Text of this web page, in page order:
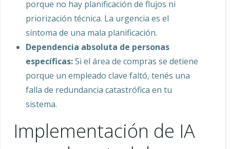
porque no hay planificación de flujos ni
priorización técnica. La urgencia es el
síntoma de una mala planificación.
Dependencia absoluta de personas
específicas:Si el área de compras se detiene
porque un empleado clave faltó, tenés una
falla de redundancia catastrófica en tu
sistema.
Implementación de IA